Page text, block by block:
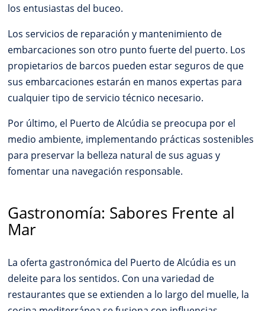
los entusiastas del buceo.
Los servicios de reparación y mantenimiento de
embarcaciones son otro punto fuerte del puerto. Los
propietarios de barcos pueden estar seguros de que
sus embarcaciones estarán en manos expertas para
cualquier tipo de servicio técnico necesario.
Por último, el Puerto de Alcúdia se preocupa por el
medio ambiente, implementando prácticas sostenibles
para preservar la belleza natural de sus aguas y
fomentar una navegación responsable.
Gastronomía: Sabores Frente al
Mar
La oferta gastronómica del Puerto de Alcúdia es un
deleite para los sentidos. Con una variedad de
restaurantes que se extienden a lo largo del muelle, la